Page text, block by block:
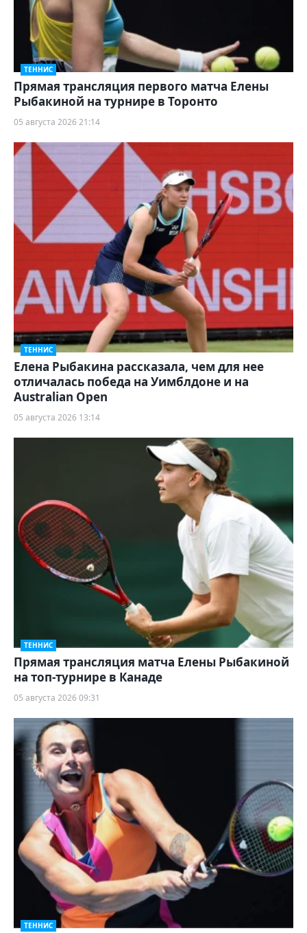
ТЕННИС
Прямая трансляция первого матча Елены
Рыбакиной на турнире в Торонто
05 августа 2026 21:14
ТЕННИС
Елена Рыбакина рассказала, чем для нее
отличалась победа на Уимблдоне и на
Australian Open
05 августа 2026 13:14
ТЕННИС
Прямая трансляция матча Елены Рыбакиной
на топ-турнире в Канаде
05 августа 2026 09:31
ТЕННИС